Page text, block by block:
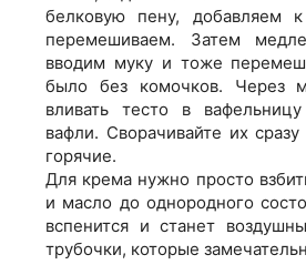
белковую пену, добавляем
перемешиваем. Затем
вводим муку и тоже
было без комочков. Через
вливать тесто в
вафли. Сворачивайте их
горячие.
Для крема нужно просто
и масло до однородного
вспенится и станет
трубочки, которые